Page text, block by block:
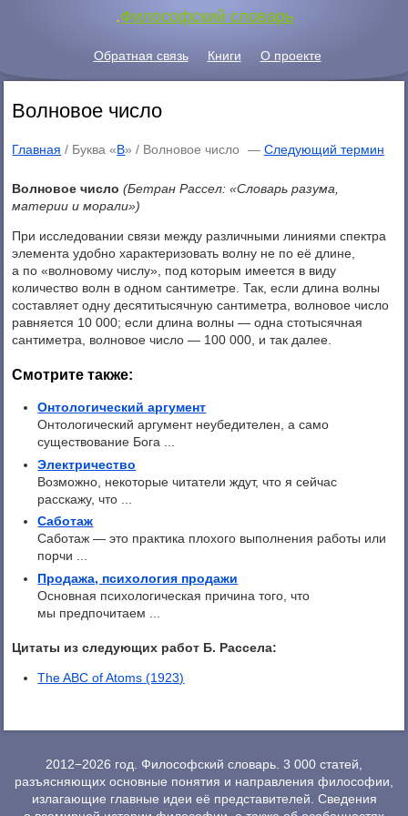
.Философский словарь
Обратная связь Книги О проекте
Волновое число
Главная / Буква «В» / Волновое число — Следующий термин
Волновое число (Бетран Рассел: «Словарь разума,
материи и морали»)
При исследовании связи между различными линиями спектра
элемента удобно характеризовать волну не по её длине,
а по «волновому числу», под которым имеется в виду
количество волн в одном сантиметре. Так, если длина волны
составляет одну десятитысячную сантиметра, волновое число
равняется 10 000; если длина волны — одна стотысячная
сантиметра, волновое число — 100 000, и так далее.
Смотрите также:
Онтологический аргумент
Онтологический аргумент неубедителен, а само
существование Бога ...
Электричество
Возможно, некоторые читатели ждут, что я сейчас
расскажу, что ...
Саботаж
Саботаж — это практика плохого выполнения работы или
порчи ...
Продажа, психология продажи
Основная психологическая причина того, что
мы предпочитаем ...
Цитаты из следующих работ Б. Рассела:
The ABC of Atoms (1923)
2012−2026 год. Философский словарь. 3 000 статей,
разъясняющих основные понятия и направления философии,
излагающие главные идеи её представителей. Сведения